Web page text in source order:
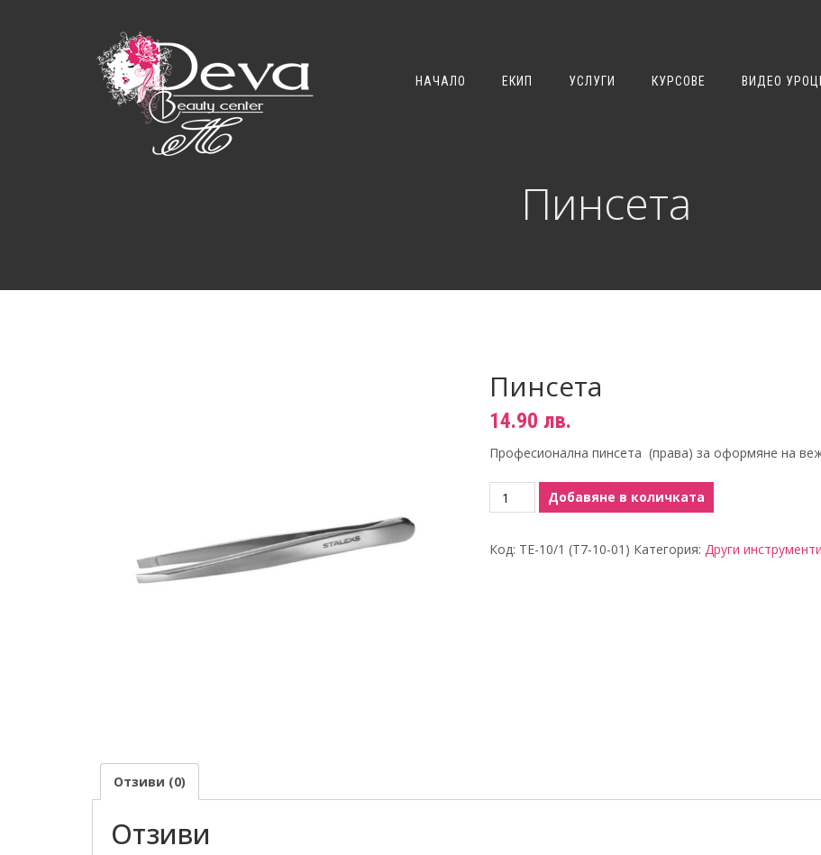
НАЧАЛО ЕКИП УСЛУГИ КУРСОВЕ ВИДЕО
Пинсета
Пинсета
14.90 лв.
Професионална пинсета (права) за оформяне на
количество
за
Добавяне в количката
Код: TE-10/1 (T7-10-01) Категория: Други инструменти
Отзиви (0)
Отзиви